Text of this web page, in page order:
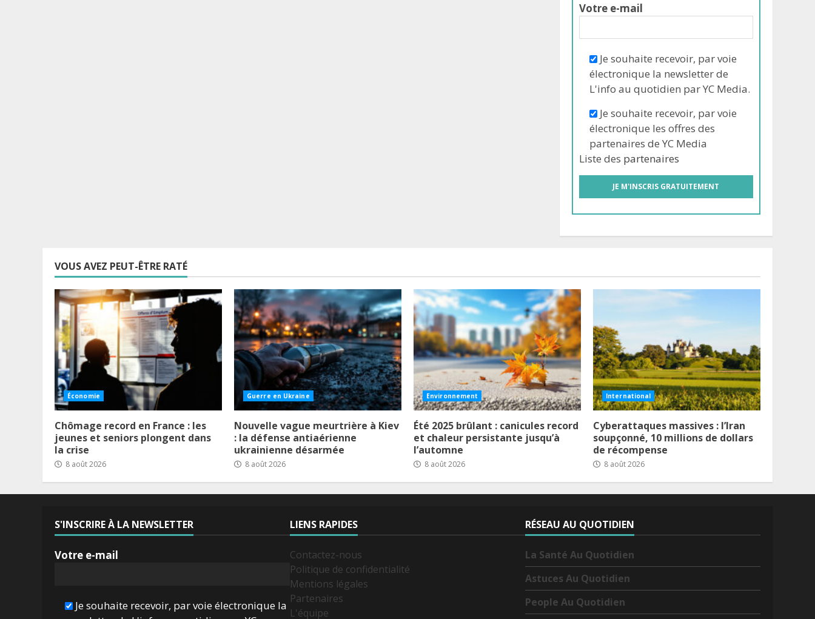
Votre e-mail
Je souhaite recevoir, par voie
électronique la newsletter de
L'info au quotidien par YC Media.
Je souhaite recevoir, par voie
électronique les offres des
partenaires de YC Media
Liste des partenaires
VOUS AVEZ PEUT-ÊTRE RATÉ
Économie
Chômage record en France : les
jeunes et seniors plongent dans
la crise
8 août 2026
Guerre en Ukraine
Nouvelle vague meurtrière à Kiev
: la défense antiaérienne
ukrainienne désarmée
8 août 2026
Environnement
Été 2025 brûlant : canicules record
et chaleur persistante jusqu’à
l’automne
8 août 2026
International
Cyberattaques massives : l’Iran
soupçonné, 10 millions de dollars
de récompense
8 août 2026
S'INSCRIRE À LA NEWSLETTER
Votre e-mail
Je souhaite recevoir, par voie électronique la
LIENS RAPIDES
Contactez-nous
Politique de confidentialité
Mentions légales
Partenaires
L'équipe
RÉSEAU AU QUOTIDIEN
La Santé Au Quotidien
Astuces Au Quotidien
People Au Quotidien